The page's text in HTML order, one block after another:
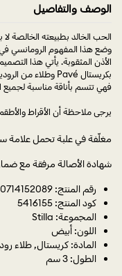
الوصف والتفاصيل
فهي‎ تتسم‎ بأناقة‎ مناسبة‎ لجميع‎ الأوقات. يتوفر‎ عقد‎ وخاتم‎ متوافقان.
يرجى ملاحظة أن الأقراط
مغلّفة في علبة تحمل علامة
شهادة الأصالة مرفقة مع
رقم المنتج: 030714152089
كود المنتج: 5416155
المجموعة: Stilla
اللون: أبيض
المادة: كريستال, طلاء
الطول: 3 سم